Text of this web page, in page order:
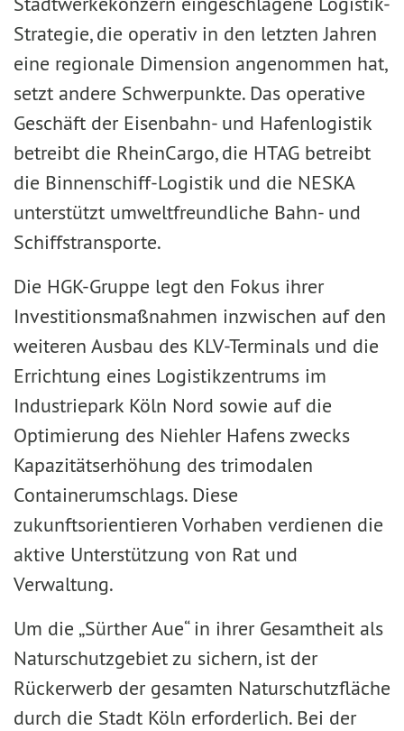
Strategie, die operativ in den letzten Jahren
eine regionale Dimension angenommen hat,
setzt andere Schwerpunkte. Das operative
Geschäft der Eisenbahn- und Hafenlogistik
betreibt die RheinCargo, die HTAG betreibt
die Binnenschiff-Logistik und die NESKA
unterstützt umweltfreundliche Bahn- und
Schiffstransporte.
Die HGK-Gruppe legt den Fokus ihrer
Investitionsmaßnahmen inzwischen auf den
weiteren Ausbau des KLV-Terminals und die
Errichtung eines Logistikzentrums im
Industriepark Köln Nord sowie auf die
Optimierung des Niehler Hafens zwecks
Kapazitätserhöhung des trimodalen
Containerumschlags. Diese
zukunftsorientieren Vorhaben verdienen die
aktive Unterstützung von Rat und
Verwaltung.
Um die „Sürther Aue“ in ihrer Gesamtheit als
Naturschutzgebiet zu sichern, ist der
Rückerwerb der gesamten Naturschutzfläche
durch die Stadt Köln erforderlich. Bei der